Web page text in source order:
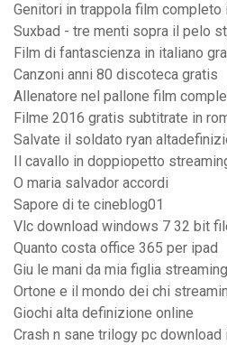
Genitori in trappola film completo
Suxbad - tre menti sopra il pelo
Film di fantascienza in italiano
Canzoni anni 80 discoteca gratis
Allenatore nel pallone film
Filme 2016 gratis subtitrate in
Salvate il soldato ryan
Il cavallo in doppiopetto
O maria salvador accordi
Sapore di te cineblog01
Vlc download windows 7 32 bit
Quanto costa office 365 per ipad
Giu le mani da mia figlia streaming
Ortone e il mondo dei chi
Giochi alta definizione online
Crash n sane trilogy pc download